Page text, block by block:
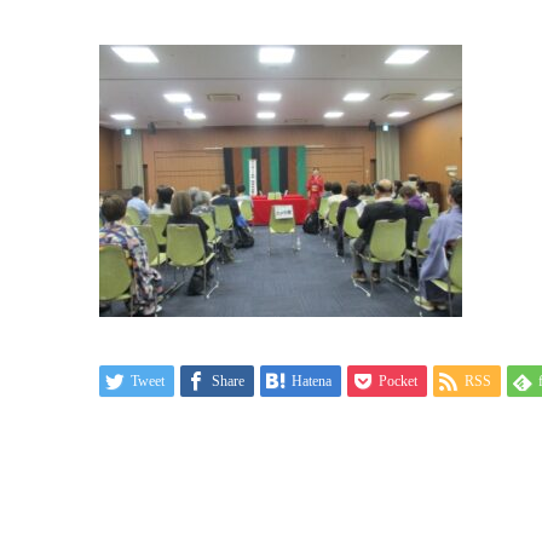
Tweet Share Hatena Pocket RSS